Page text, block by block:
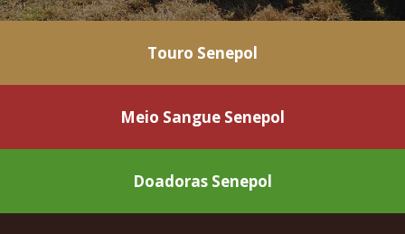
Touro Senepol
Meio Sangue Senepol
Doadoras Senepol